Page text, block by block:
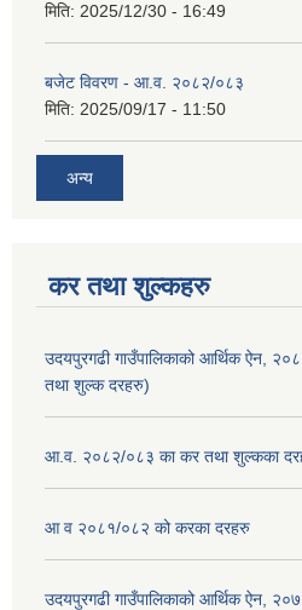
मिति: 2025/12/30 - 16:49
बजेट विवरण - आ.व. २०८२/०८३
मिति: 2025/09/17 - 11:50
अन्य
कर तथा शुल्कहरु
उदयपुरगढी गाउँपालिकाको आर्थिक ऐन,
तथा शुल्क दरहरु)
आ.व. २०८२/०८३ का कर तथा शुल्कका
आ व २०८१/०८२ को करका दरहरु
उदयपुरगढी गाउँपालिकाको आर्थिक ऐन,